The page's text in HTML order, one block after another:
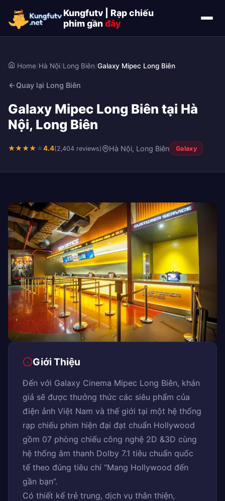
Kungfutv | Rạp chiếu
phim gầnđây
Home/Hà Nội/Long Biên/Galaxy Mipec Long Biên
Quay lại Long Biên
Galaxy Mipec Long Biên tại Hà
Nội, Long Biên
★★★★★4.4(2,404 reviews) Hà Nội, Long Biên Galaxy
Giới Thiệu
Đến với Galaxy Cinema Mipec Long Biên, khán
giả sẽ được thưởng thức các siêu phẩm của
điện ảnh Việt Nam và thế giới tại một hệ thống
rạp chiếu phim hiện đại đạt chuẩn Hollywood
gồm 07 phòng chiếu công nghệ 2D &3D cùng
hệ thống âm thanh Dolby 7.1 tiêu chuẩn quốc
tế theo đúng tiêu chí “Mang Hollywood đến
gần bạn”.
Có thiết kế trẻ trung, dịch vụ thân thiện,